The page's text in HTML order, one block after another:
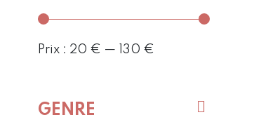
Prix : 20 € — 130 €
GENRE